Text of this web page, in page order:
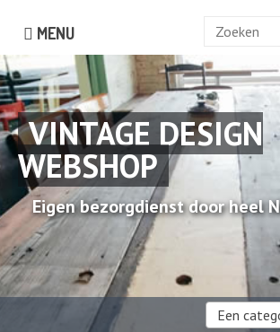
MENU
Zoek
VINTAGE DESIGN
WEBSHOP
Eigen bezorgdienst door heel
Een